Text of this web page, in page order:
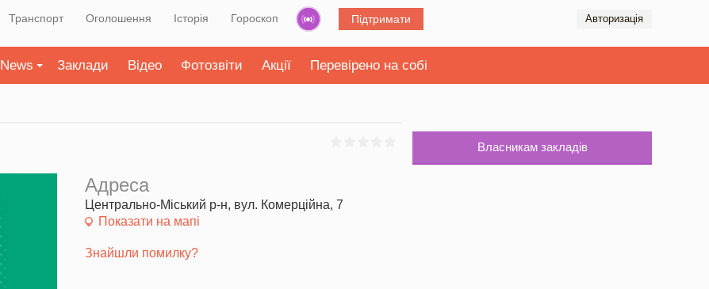
Транспорт Оголошення Історія Гороскоп Підтримати Авторизація
News Заклади Відео Фотозвіти Акції Перевірено на собі
Адреса
Центрально-Міський р-н, вул. Комерційна, 7
Показати на мапі
Знайшли помилку?
Власникам закладів